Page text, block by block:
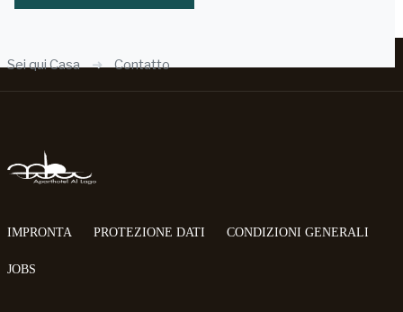
Sei quiCasa Contatto
IMPRONTA PROTEZIONE DATI CONDIZIONI GENERALI
JOBS